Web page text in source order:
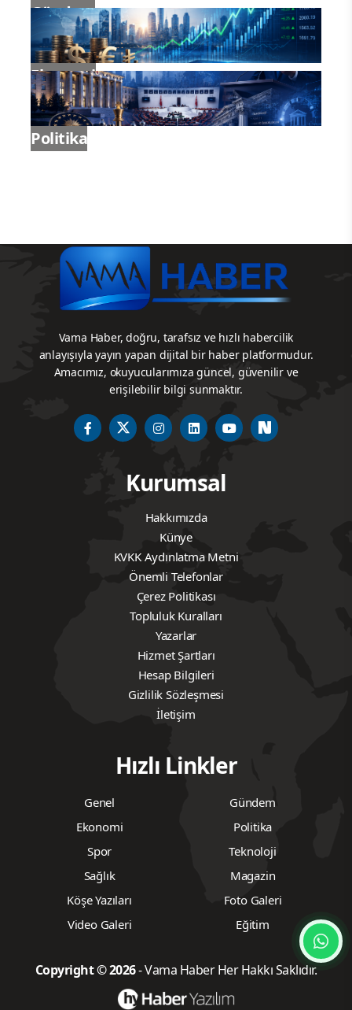
Gündem
Ekonomi
Politika
Vama Haber, doğru, tarafsız ve hızlı habercilik
anlayışıyla yayın yapan dijital bir haber platformudur.
Amacımız, okuyucularımıza güncel, güvenilir ve
erişilebilir bilgi sunmaktır.
Kurumsal
Hakkımızda
Künye
KVKK Aydınlatma Metni
Önemli Telefonlar
Çerez Politikası
Topluluk Kuralları
Yazarlar
Hizmet Şartları
Hesap Bilgileri
Gizlilik Sözleşmesi
İletişim
Hızlı Linkler
Genel
Gündem
Ekonomi
Politika
Spor
Teknoloji
Sağlık
Magazin
Köşe Yazıları
Foto Galeri
Video Galeri
Eğitim
Copyright © 2026- Vama Haber Her Hakkı Saklıdır.